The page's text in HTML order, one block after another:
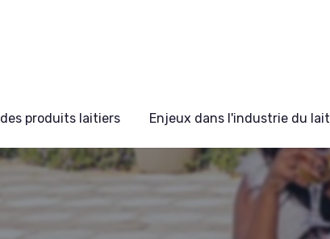
produits laitiers Enjeux dans l'industrie du lait